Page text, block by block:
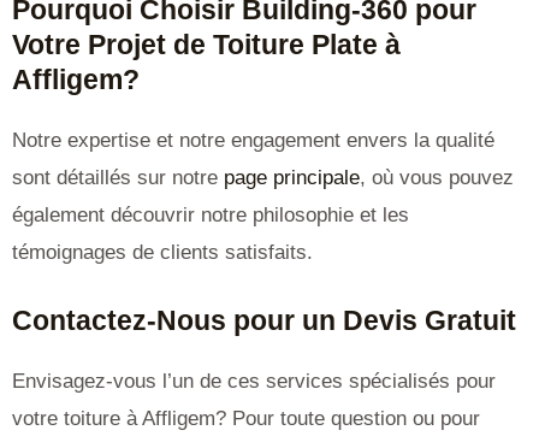
Pourquoi Choisir Building-360 pour
Votre Projet de Toiture Plate à
Affligem?
Notre expertise et notre engagement envers la qualité
sont détaillés sur notre page principale, où vous pouvez
également découvrir notre philosophie et les
témoignages de clients satisfaits.
Contactez-Nous pour un Devis Gratuit
Envisagez-vous l’un de ces services spécialisés pour
votre toiture à Affligem? Pour toute question ou pour